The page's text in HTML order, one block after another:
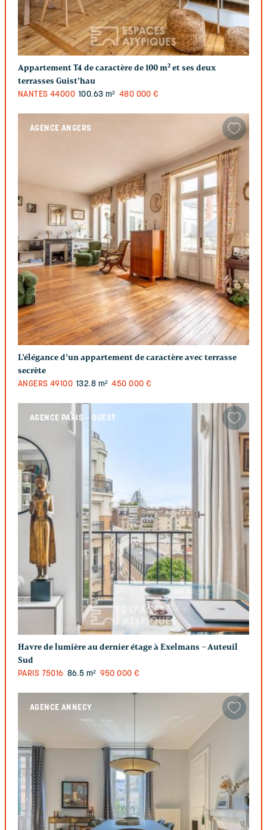
Appartement T4 de caractère de 100 m² et ses deux
terrasses Guist’hau
NANTES 44000 100.63 m² 480 000 €
AGENCE ANGERS
L’élégance d’un appartement de caractère avec terrasse
secrète
ANGERS 49100 132.8 m² 450 000 €
AGENCE PARIS – OUEST
Havre de lumière au dernier étage à Exelmans – Auteuil
Sud
PARIS 75016 86.5 m² 950 000 €
AGENCE ANNECY